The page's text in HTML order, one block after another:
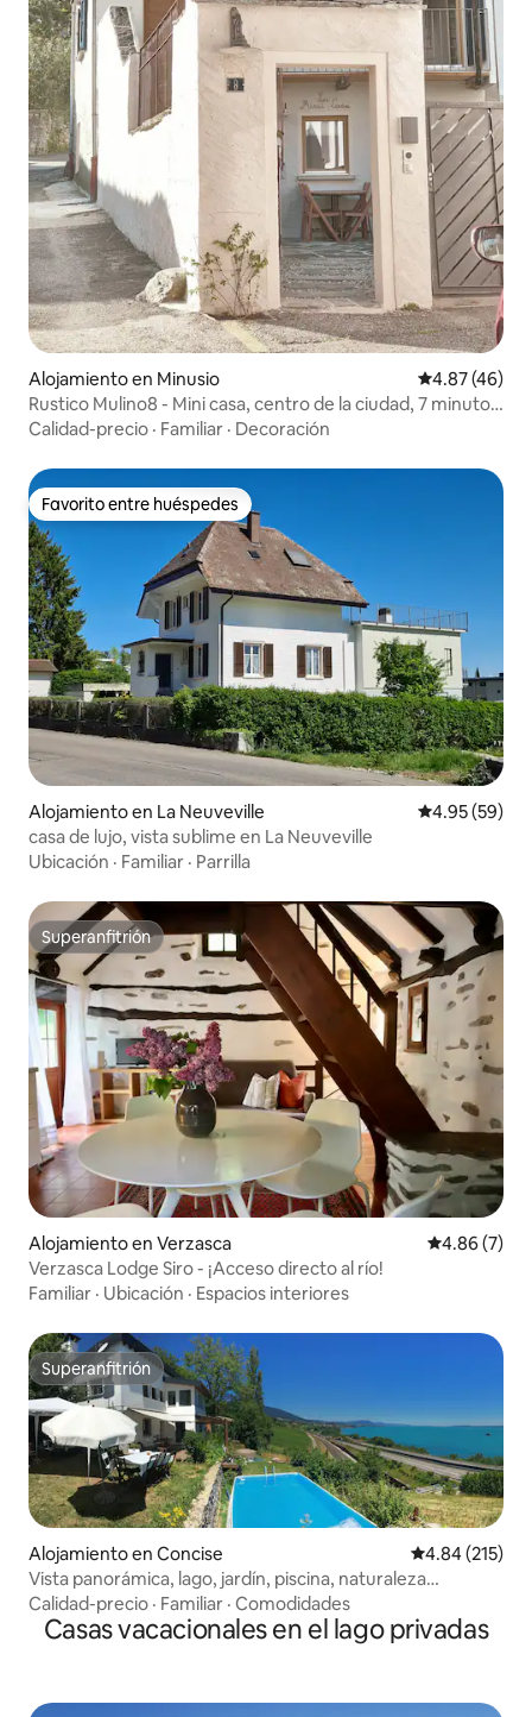
Alojamiento en Minusio Calificación
4.87 (46)
Rustico Mulino8 - Mini casa, centro de la ciudad, 7 minutos
a pie del lago, recién renovado, con aire acondicionado
Calidad-precio · Familiar · Decoración
Favorito entre huéspedes
Favorito entre huéspedes
Alojamiento en La Neuveville Calificación
4.95 (59)
casa de lujo, vista sublime en La Neuveville
Ubicación · Familiar · Parrilla
Superanfitrión
Superanfitrión
Alojamiento en Verzasca Calificación
4.86 (7)
Verzasca Lodge Siro - ¡Acceso directo al río!
Familiar · Ubicación · Espacios interiores
Superanfitrión
Superanfitrión
Alojamiento en Concise Calificación
4.84 (215)
Vista panorámica, lago, jardín, piscina, naturaleza…
Calidad-precio · Familiar · Comodidades
Casas vacacionales en el lago privadas